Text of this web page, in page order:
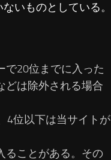
いものとしている。
で20位までに入った
どは除外される場合
4位以下は当サイトが
ことがある。 その